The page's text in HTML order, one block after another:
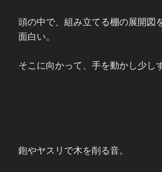
頭の中で、組み立てる棚の展開図
面白い。
そこに向かって、手を動かし少し
鉋やヤスリで木を削る音。